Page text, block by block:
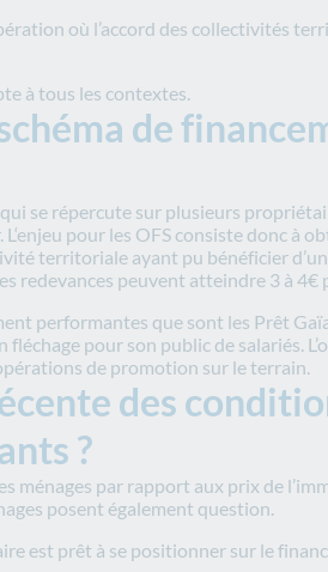
où l’accord des collectivités
à tous les contextes.
de
se répercute sur plusieurs
pour les OFS consiste donc
territoriale ayant pu bénéficier
redevances peuvent atteindre 3 à 4€
performantes que sont les Prêt
pour son public de salariés.
de promotion sur le terrain.
des
?
ménages par rapport aux prix de
posent également question.
est prêt à se positionner sur le